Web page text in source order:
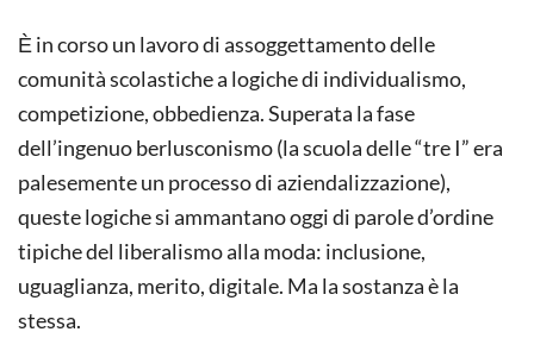
Ѐ in corso un lavoro di assoggettamento delle
comunità scolastiche a logiche di individualismo,
competizione, obbedienza. Superata la fase
dell’ingenuo berlusconismo (la scuola delle “tre I” era
palesemente un processo di aziendalizzazione),
queste logiche si ammantano oggi di parole d’ordine
tipiche del liberalismo alla moda: inclusione,
uguaglianza, merito, digitale. Ma la sostanza è la
stessa.